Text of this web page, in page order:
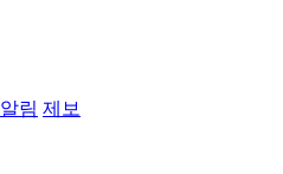
알림 제보